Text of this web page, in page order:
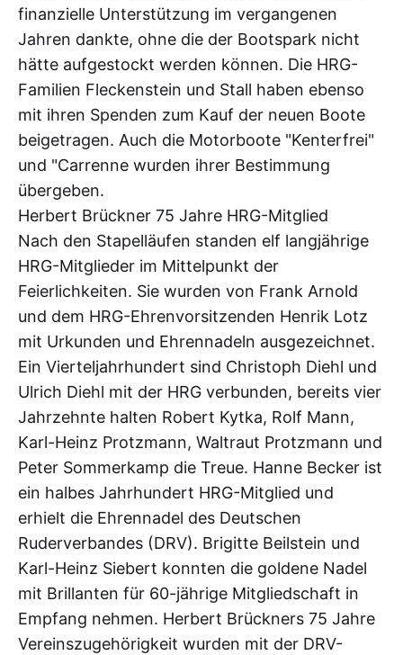
finanzielle Unterstützung im vergangenen
Jahren dankte, ohne die der Bootspark nicht
hätte aufgestockt werden können. Die HRG-
Familien Fleckenstein und Stall haben ebenso
mit ihren Spenden zum Kauf der neuen Boote
beigetragen. Auch die Motorboote "Kenterfrei"
und "Carrenne wurden ihrer Bestimmung
übergeben.
Herbert Brückner 75 Jahre HRG-Mitglied
Nach den Stapelläufen standen elf langjährige
HRG-Mitglieder im Mittelpunkt der
Feierlichkeiten. Sie wurden von Frank Arnold
und dem HRG-Ehrenvorsitzenden Henrik Lotz
mit Urkunden und Ehrennadeln ausgezeichnet.
Ein Vierteljahrhundert sind Christoph Diehl und
Ulrich Diehl mit der HRG verbunden, bereits vier
Jahrzehnte halten Robert Kytka, Rolf Mann,
Karl-Heinz Protzmann, Waltraut Protzmann und
Peter Sommerkamp die Treue. Hanne Becker ist
ein halbes Jahrhundert HRG-Mitglied und
erhielt die Ehrennadel des Deutschen
Ruderverbandes (DRV). Brigitte Beilstein und
Karl-Heinz Siebert konnten die goldene Nadel
mit Brillanten für 60-jährige Mitgliedschaft in
Empfang nehmen. Herbert Brückners 75 Jahre
Vereinszugehörigkeit wurden mit der DRV-